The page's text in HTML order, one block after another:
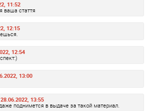
11:52
ваша стаття
12:15
12:54
13:00
28.06.2022, 13:55
поднимется в выдаче за такой материал.